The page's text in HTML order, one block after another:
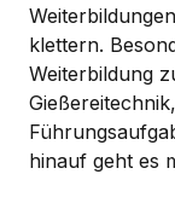
klettern.
Weiterbildung
hinauf geht es